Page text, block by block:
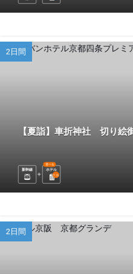
2日間
【夏詣】車折神社 切り
新幹線 ホテル
選べる
1 泊
2日間